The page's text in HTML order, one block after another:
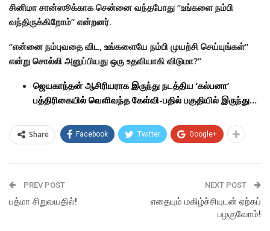
சினிமா சான்ஸூக்காக சென்னை வந்தபோது “உங்களை நம்பி
வந்திருக்கிறோம்” என்றனர்.
“என்னை நம்புவதை விட, உங்களையே நம்பி முயற்சி செய்யுங்கள்”
என்று சொல்லி அனுப்பியது ஒரு உதவியாகி விடுமா?”
ஜெயகாந்தன் ஆசிரியராக இருந்து நடத்திய ‘கல்பனா’
பத்திரிகையில் வெளிவந்த கேள்வி-பதில் பகுதியில் இருந்து…
Share Facebook Twitter Google+
PREV POST
பத்மா சிறுவயதில்!
NEXT POST
எதையும் மகிழ்ச்சியுடன் ஏற்கப்
பழகுவோம்!